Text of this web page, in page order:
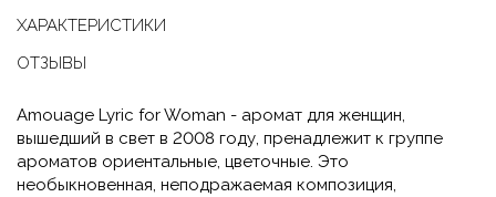
ХАРАКТЕРИСТИКИ
ОТЗЫВЫ
Amouage Lyric for Woman - аромат для женщин,
вышедший в свет в 2008 году, пренадлежит к группе
ароматов ориентальные, цветочные. Это
необыкновенная, неподражаемая композиция,